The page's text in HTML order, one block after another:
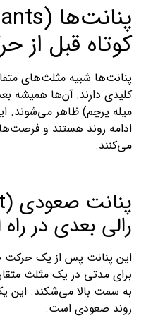
کوتاه قبل از
پنانت‌ها شبیه مثلث‌های
کلیدی دارند: آن‌ها همیشه
میله پرچم) ظاهر می‌شوند.
ادامه روند هستند و
می‌کنند.
رالی بعدی در
این پنانت پس از یک
برای مدتی در یک مثلث
به سمت بالا می‌شکند. این
روند صعودی است.